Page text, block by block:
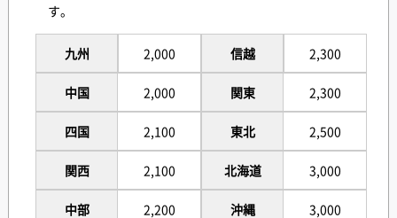
す。
九州
中国
四国
関西
中部
2,000
2,000
2,100
2,100
2,200
信越
関東
東北
北海道
沖縄
2,300
2,300
2,500
3,000
3,000